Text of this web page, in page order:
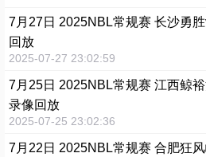
7月27日 2025NBL常规赛 长沙勇
回放
2025-07-27 23:02:59
7月25日 2025NBL常规赛 江西鲸
录像回放
2025-07-25 23:02:36
7月22日 2025NBL常规赛 合肥狂